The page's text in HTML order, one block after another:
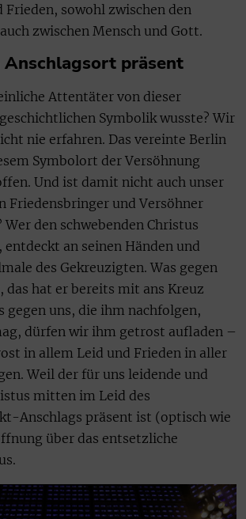
Frieden, sowohl zwischen den
zwischen Mensch und Gott.
Anschlagsort präsent
Attentäter von dieser
Symbolik wusste? Wir
nie erfahren. Das vereinte Berlin
Symbolort der Versöhnung
Und ist damit nicht auch unser
Friedensbringer und Versöhner
Wer den schwebenden Christus
entdeckt an seinen Händen und
des Gekreuzigten. Was gegen
hat er bereits mit ans Kreuz
gegen uns, die ihm nachfolgen,
dürfen wir ihm getrost aufladen –
in allem Leid und Frieden in aller
Weil der für uns leidende und
mitten im Leid des
Anschlags präsent ist (optisch wie
über das entsetzliche